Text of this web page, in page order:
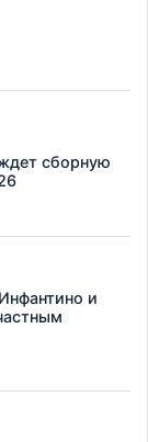
сборную
и